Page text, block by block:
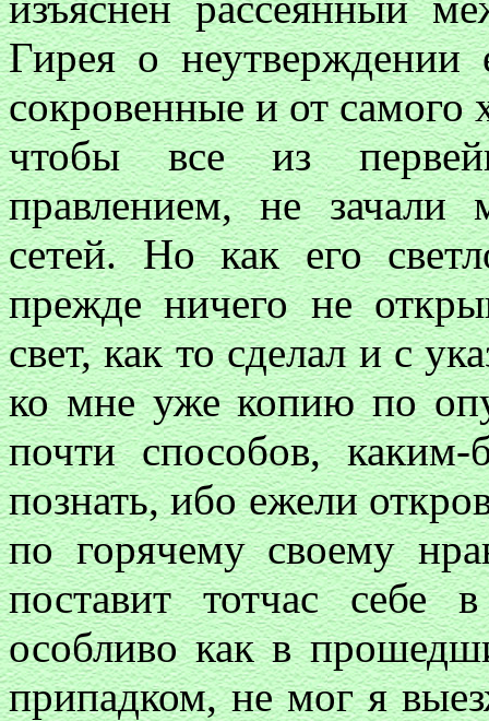
Гирея о
сокровенные и от самого
чтобы все из
правлением, не
сетей. Но как его
прежде ничего не
свет, как то сделал и с
ко мне уже копию по
почти способов,
познать, ибо ежели
по горячему своему
поставит тотчас себе
особливо как в
припадком, не мог я